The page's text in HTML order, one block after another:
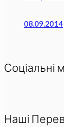
08.09.2014
Соціальні
Наші